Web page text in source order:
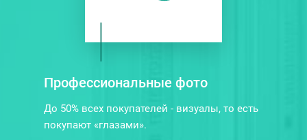
Профессиональные фото
До 50% всех покупателей - визуалы, то есть
покупают «глазами».